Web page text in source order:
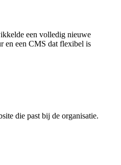
een volledig nieuwe
en een CMS dat flexibel is
die past bij de organisatie.